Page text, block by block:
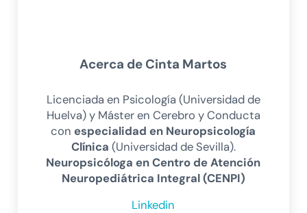
Acerca de Cinta Martos
Licenciada en Psicología (Universidad de
Huelva) y Máster en Cerebro y Conducta
con especialidad en Neuropsicología
Clínica (Universidad de Sevilla).
Neuropsicóloga en Centro de Atención
Neuropediátrica Integral (CENPI)
Linkedin